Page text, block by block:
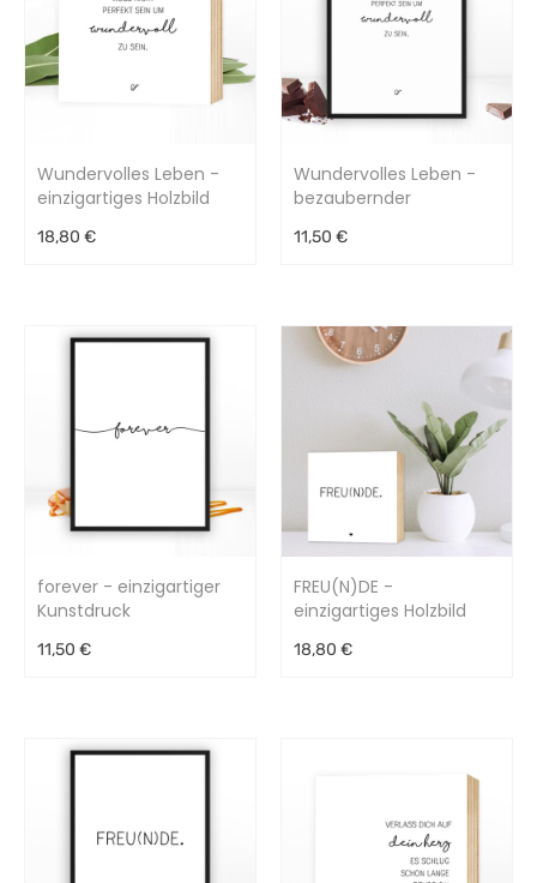
Wundervolles Leben -
einzigartiges Holzbild
18,80 €
Wundervolles Leben -
bezaubernder
11,50 €
forever - einzigartiger
Kunstdruck
11,50 €
FREU(N)DE -
einzigartiges Holzbild
18,80 €